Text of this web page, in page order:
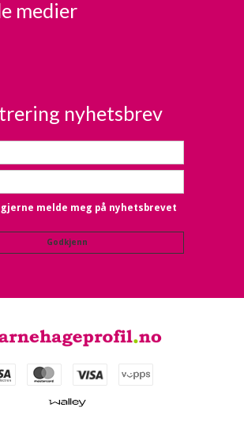
medier
nyhetsbrev
gjerne melde meg på nyhetsbrevet
Godkjenn